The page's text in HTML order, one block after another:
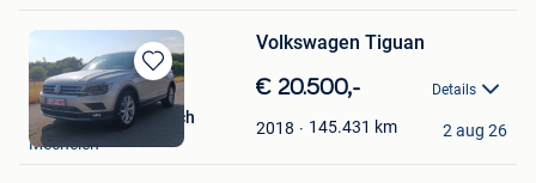
Bewaren
in
Mijn
Favorieten
Volkswagen Tiguan
€ 20.500,- Details
2018 145.431 km
Reda Khalouki Kollich
Mechelen
2 aug 26